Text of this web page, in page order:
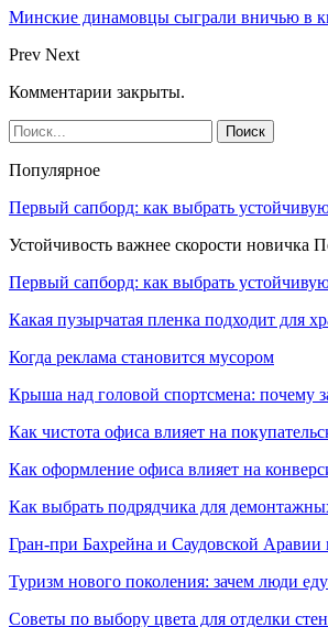
Минские динамовцы сыграли вничью в
Prev Next
Комментарии закрыты.
Популярное
Первый сапборд: как выбрать
Устойчивость важнее скорости
Первый сапборд: как выбрать
Какая пузырчатая пленка подходит для
Когда реклама становится мусором
Крыша над головой спортсмена: почему
Как чистота офиса влияет на
Как оформление офиса влияет на
Как выбрать подрядчика для
Гран-при Бахрейна и Саудовской Аравии
Туризм нового поколения: зачем люди
Советы по выбору цвета для отделки стен